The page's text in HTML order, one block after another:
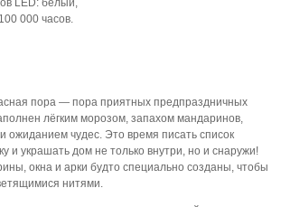
000 часов.
пора — пора приятных предпраздничных
лёгким морозом, запахом мандаринов,
ожиданием чудес. Это время писать список
и украшать дом не только внутри, но и снаружи!
окна и арки будто специально созданы, чтобы
нитями.